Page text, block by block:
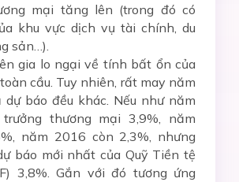
mại tăng lên (trong đó có
khu vực dịch vụ tài chính, du
sản…).
gia lo ngại về tính bất ổn của
cầu. Tuy nhiên, rất may năm
báo đều khác. Nếu như năm
thương mại 3,9%, năm
năm 2016 còn 2,3%, nhưng
báo mới nhất của Quỹ Tiền tệ
3,8%. Gắn với đó tương ứng